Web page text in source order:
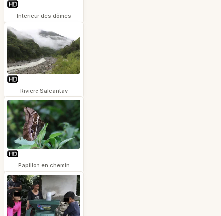
Intérieur des dômes
Rivière Salcantay
Papillon en chemin